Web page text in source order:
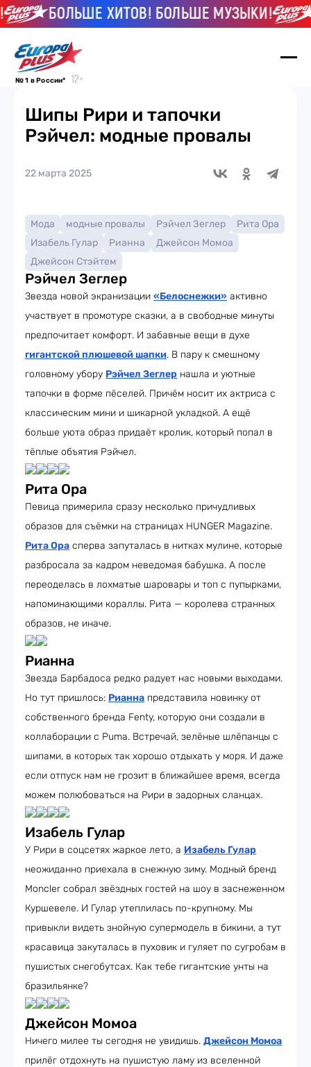
БОЛЬШЕ ХИТОВ! БОЛЬШЕ МУЗЫКИ!
№ 1 в России*
Шипы Рири и тапочки
Рэйчел: модные провалы
22 марта 2025
Мода модные провалы Рэйчел Зеглер
Рита Ора
Изабель Гулар
Рианна
Джейсон Момоа
Джейсон Стэйтем
Рэйчел Зеглер
Звезда новой экранизации «Белоснежки» активно
участвует в промотуре сказки, а в свободные минуты
предпочитает комфорт. И забавные вещи в духе
гигантской плюшевой шапки. В пару к смешному
головному убору Рэйчел Зеглер нашла и уютные
тапочки в форме пёселей. Причём носит их актриса с
классическим мини и шикарной укладкой. А ещё
больше уюта образ придаёт кролик, который попал в
тёплые объятия Рэйчел.
Рита Ора
Певица примерила сразу несколько причудливых
образов для съёмки на страницах HUNGER Magazine.
Рита Ора сперва запуталась в нитках мулине, которые
разбросала за кадром неведомая бабушка. А после
переоделась в лохматые шаровары и топ с пупырками,
напоминающими кораллы. Рита — королева странных
образов, не иначе.
Рианна
Звезда Барбадоса редко радует нас новыми выходами.
Но тут пришлось: Рианна представила новинку от
собственного бренда Fenty, которую они создали в
коллаборации с Puma. Встречай, зелёные шлёпанцы с
шипами, в которых так хорошо отдыхать у моря. И даже
если отпуск нам не грозит в ближайшее время, всегда
можем полюбоваться на Рири в задорных сланцах.
Изабель Гулар
У Рири в соцсетях жаркое лето, а Изабель Гулар
неожиданно приехала в снежную зиму. Модный бренд
Moncler собрал звёздных гостей на шоу в заснеженном
Куршевеле. И Гулар утеплилась по-крупному. Мы
привыкли видеть знойную супермодель в бикини, а тут
красавица закуталась в пуховик и гуляет по сугробам в
пушистых снегобутсах. Как тебе гигантские унты на
бразильянке?
Джейсон Момоа
Ничего милее ты сегодня не увидишь. Джейсон Момоа
прилёг отдохнуть на пушистую ламу из вселенной